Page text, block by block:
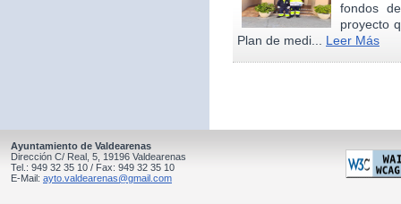
fondos
proyecto
Plan de medi... Leer Más
Ayuntamiento de Valdearenas
Dirección C/ Real, 5, 19196 Valdearenas
Tel.: 949 32 35 10 / Fax: 949 32 35 10
E-Mail: ayto.valdearenas@gmail.com